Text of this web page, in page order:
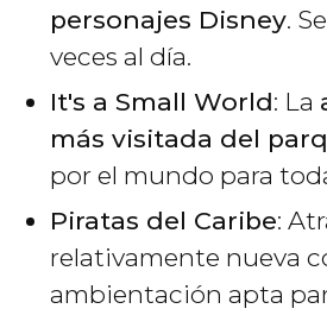
personajes Disney.
veces al día.
It's a Small World: La
más visitada del
por el mundo para
Piratas del Caribe:
relativamente nueva
ambientación apta